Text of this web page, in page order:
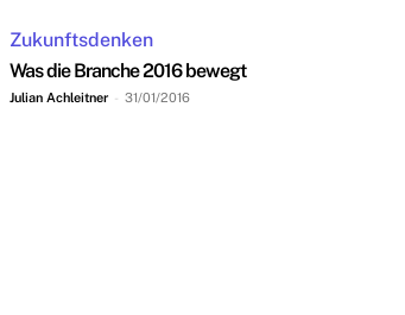
Zukunftsdenken
Was die Branche 2016 bewegt
Julian Achleitner - 31/01/2016